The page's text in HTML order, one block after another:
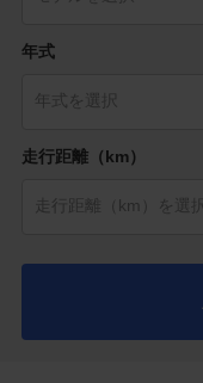
年式
走行距離（km）